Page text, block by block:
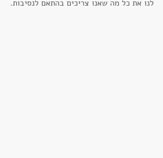
לנו את כל מה שאנו צריכים בהתאם לנסיבות.